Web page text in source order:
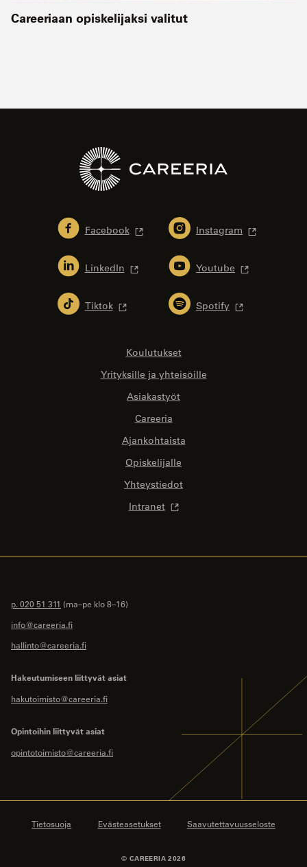
Careeriaan opiskelijaksi valitut
Facebook Instagram
LinkedIn Youtube
Tiktok Spotify
Koulutukset
Yrityksille ja yhteisöille
Asiakastyöt
Careeria
Ajankohtaista
Opiskelijalle
Yhteystiedot
Intranet
p. 020 51 311 (ma–pe klo 8–16)
info@careeria.fi
hallinto@careeria.fi
Hakeutumiseen liittyvät asiat
hakutoimisto@careeria.fi
Opintoihin liittyvät asiat
opintotoimisto@careeria.fi
© CAREERIA 2026
Tietosuoja Evästeasetukset Saavutettavuusseloste